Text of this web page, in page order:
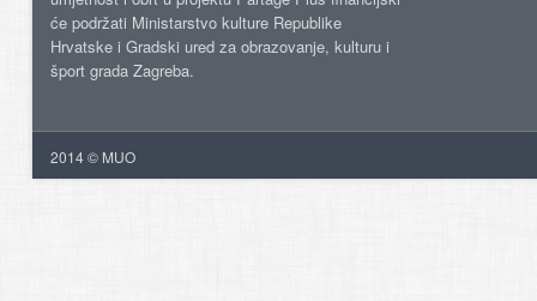
će podržati Ministarstvo kulture Republike
Hrvatske i Gradski ured za obrazovanje, kulturu i
šport grada Zagreba.
2014 © MUO